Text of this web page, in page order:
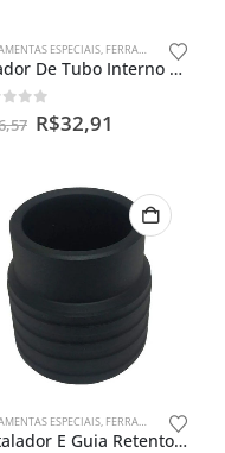
ESPECIAIS, FERRAMENTAS PARA BENGALAS
Fixador De Tubo Interno Cg 125
of 5
R$32,91
ESPECIAIS, FERRAMENTAS PARA BENGALAS
Instalador E Guia Retentor De Bengala Ybr 125